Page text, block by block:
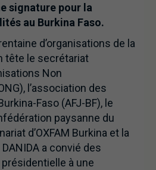
signature pour la
au Burkina Faso.
d’organisations de la
tête le secrétariat
Non
l’association des
Faso (AFJ-BF), le
paysanne du
d’OXFAM Burkina et la
a convié des
à une